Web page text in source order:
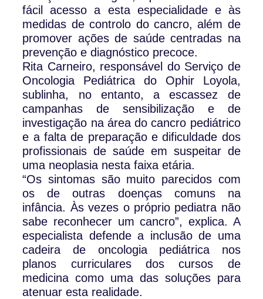
fácil acesso a esta especialidade e às
medidas de controlo do cancro, além de
promover ações de saúde centradas na
prevenção e diagnóstico precoce.
Rita Carneiro, responsável do Serviço de
Oncologia Pediátrica do Ophir Loyola,
sublinha, no entanto, a escassez de
campanhas de sensibilização e de
investigação na área do cancro pediátrico
e a falta de preparação e dificuldade dos
profissionais de saúde em suspeitar de
uma neoplasia nesta faixa etária.
“Os sintomas são muito parecidos com
os de outras doenças comuns na
infância. Às vezes o próprio pediatra não
sabe reconhecer um cancro”, explica. A
especialista defende a inclusão de uma
cadeira de oncologia pediátrica nos
planos curriculares dos cursos de
medicina como uma das soluções para
atenuar esta realidade.